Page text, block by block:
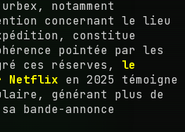
notamment
concernant le lieu
constitue
pointée par les
ces réserves, le
Netflix en 2025 témoigne
générant plus de
bande-annonce